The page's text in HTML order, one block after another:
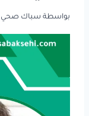
بواسطة سباك صحي